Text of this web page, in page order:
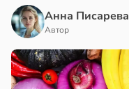
Анна Писарева
Автор